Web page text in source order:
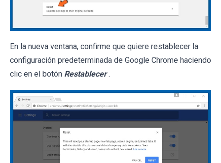
En la nueva ventana, confirme que quiere restablecer la
configuración predeterminada de Google Chrome haciendo
clic en el botón Restablecer .